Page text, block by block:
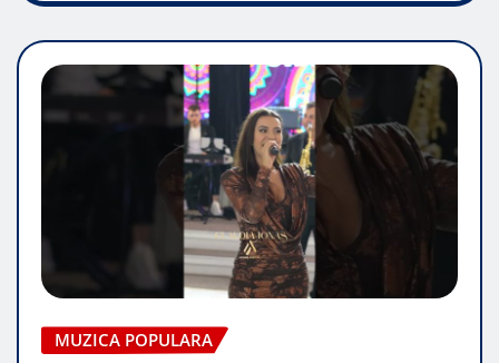
MUZICA POPULARA